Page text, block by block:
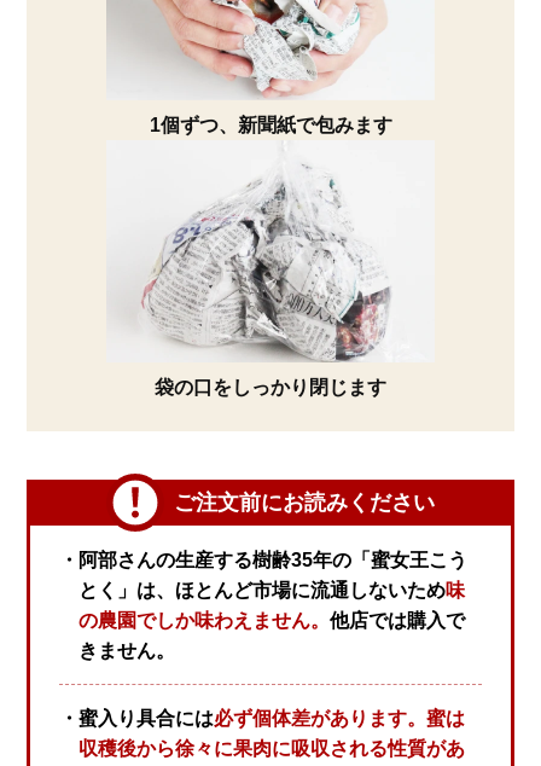
1個ずつ、新聞紙で包みます
袋の口をしっかり閉じます
ご注文前にお読みください
・阿部さんの生産する樹齢35年の「蜜女王こう
とく」は、ほとんど市場に流通しないため味
の農園でしか味わえません。他店では購入で
きません。
・蜜入り具合には必ず個体差があります。蜜は
収穫後から徐々に果肉に吸収される性質があ